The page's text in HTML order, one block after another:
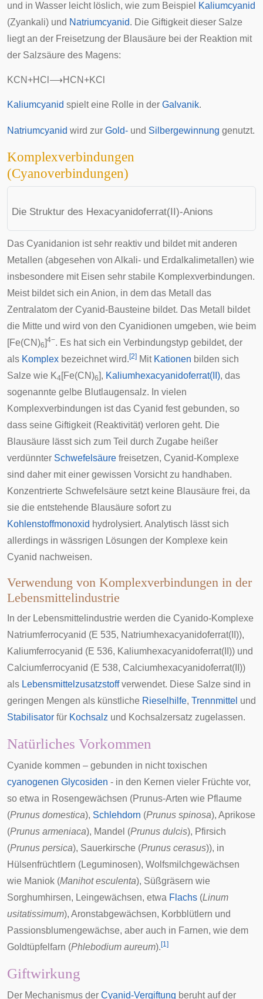
und in Wasser leicht löslich, wie zum Beispiel
Kaliumcyanid
(Zyankali) und Natriumcyanid. Die Giftigkeit dieser Salze
liegt an der Freisetzung der Blausäure bei der Reaktion mit
der Salzsäure des Magens:
KCN+H C ⟶H CN+KC
Kaliumcyanid spielt eine Rolle in der Galvanik.
Natriumcyanid wird zur Gold- und Silbergewinnung genutzt.
Komplexverbindungen
(Cyanoverbindungen)
Die Struktur des Hexacyanidoferrat(II)-Anions
Das Cyanidanion ist sehr reaktiv und bildet mit anderen
Metallen (abgesehen von Alkali- und Erdalkalimetallen) wie
insbesondere mit Eisen sehr stabile Komplexverbindungen.
Meist bildet sich ein Anion, in dem das Metall das
Zentralatom der Cyanid-Bausteine bildet. Das Metall bildet
die Mitte und wird von den Cyanidionen umgeben, wie beim
[Fe(CN)6]4−. Es hat sich ein Verbindungstyp gebildet, der
als Komplex bezeichnet wird. [2] Mit Kationen bilden sich
Salze wie K4[Fe(CN)6], Kaliumhexacyanidoferrat(II), das
sogenannte gelbe Blutlaugensalz. In vielen
Komplexverbindungen ist das Cyanid fest gebunden, so
dass seine Giftigkeit (Reaktivität) verloren geht. Die
Blausäure lässt sich zum Teil durch Zugabe heißer
verdünnter Schwefelsäure freisetzen, Cyanid-Komplexe
sind daher mit einer gewissen Vorsicht zu handhaben.
Konzentrierte Schwefelsäure setzt keine Blausäure frei, da
sie die entstehende Blausäure sofort zu
Kohlenstoffmonoxid hydrolysiert. Analytisch lässt sich
allerdings in wässrigen Lösungen der Komplexe kein
Cyanid nachweisen.
Verwendung von Komplexverbindungen in der
Lebensmittelindustrie
In der Lebensmittelindustrie werden die Cyanido-Komplexe
Natriumferrocyanid (E 535, Natriumhexacyanidoferrat(II)),
Kaliumferrocyanid (E 536, Kaliumhexacyanidoferrat(II)) und
Calciumferrocyanid (E 538, Calciumhexacyanidoferrat(II))
als Lebensmittelzusatzstoffverwendet. Diese Salze sind in
geringen Mengen als künstliche Rieselhilfe, Trennmittel und
Stabilisator für Kochsalz und Kochsalzersatz zugelassen.
Natürliches Vorkommen
Cyanide kommen – gebunden in nicht toxischen
cyanogenen Glycosiden - in den Kernen vieler Früchte vor,
so etwa in Rosengewächsen (Prunus-Arten wie Pflaume
(Prunus domestica), Schlehdorn (Prunus spinosa), Aprikose
(Prunus armeniaca), Mandel (Prunus dulcis), Pfirsich
(Prunus persica), Sauerkirsche (Prunus cerasus)), in
Hülsenfrüchtlern (Leguminosen), Wolfsmilchgewächsen
wie Maniok (Manihot esculenta), Süßgräsern wie
Sorghumhirsen, Leingewächsen, etwa Flachs (Linum
usitatissimum), Aronstabgewächsen, Korbblütlern und
Passionsblumengewächse, aber auch in Farnen, wie dem
Goldtüpfelfarn (Phlebodium aureum). [1]
Giftwirkung
Der Mechanismus der Cyanid-Vergiftung beruht auf der